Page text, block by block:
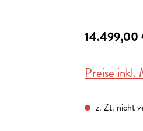
14.499,00
Preise inkl.
z. Zt. nicht